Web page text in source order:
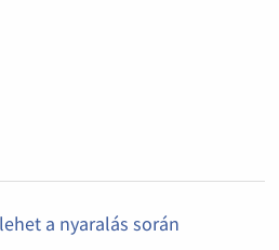
a nyaralás során